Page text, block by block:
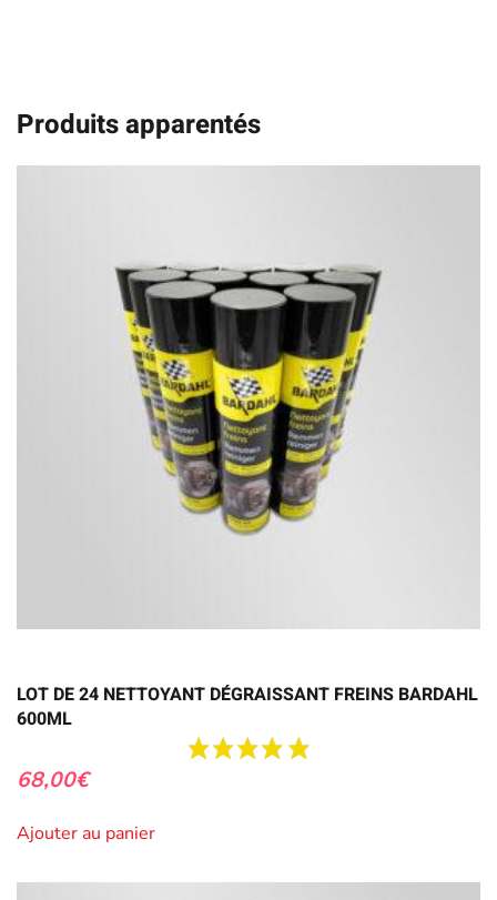
Produits apparentés
LOT DE 24 NETTOYANT DÉGRAISSANT FREINS BARDAHL
600ML
68,00€
Ajouter au panier